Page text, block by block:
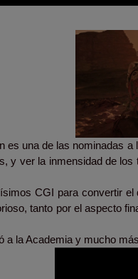
es una de las nominadas
y ver la inmensidad de
CGI para convertir
tanto por el aspecto
a la Academia y mucho